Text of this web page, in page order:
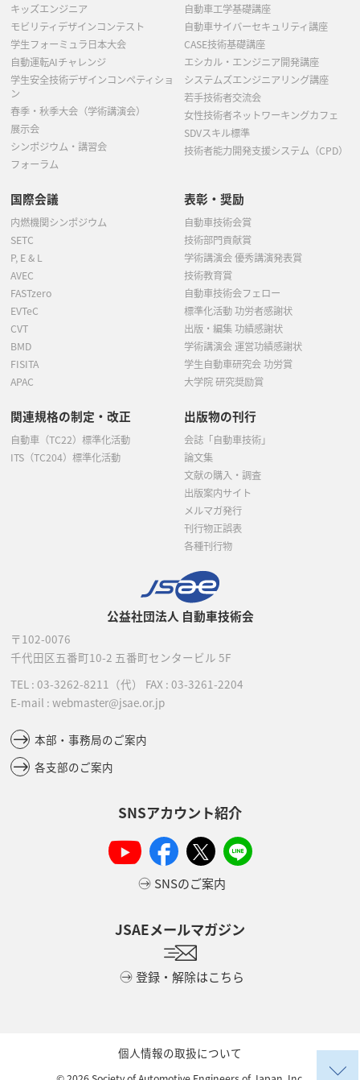
公益社団法人 自動車技術会
〒102-0076
千代田区五番町10-2 五番町センタービル 5F
TEL : 03-3262-8211 （代） FAX : 03-3261-2204
E-mail : webmaster@jsae.or.jp
本部・事務局のご案内
各支部のご案内
SNSアカウント紹介
SNSのご案内
JSAEメールマガジン
登録・解除はこちら
キッズエンジニア
モビリティデザインコンテスト
学生フォーミュラ日本大会
自動運転AIチャレンジ
学生安全技術デザインコンペティショ
ン
春季・秋季大会（学術講演会）
展示会
シンポジウム・講習会
フォーラム
自動車工学基礎講座
自動車サイバーセキュリティ講座
CASE技術基礎講座
エシカル・エンジニア開発講座
システムズエンジニアリング講座
若手技術者交流会
女性技術者ネットワーキングカフェ
SDVスキル標準
技術者能力開発支援システム（CPD）
国際会議
内燃機関シンポジウム
SETC
P, E & L
AVEC
FASTzero
EVTeC
CVT
BMD
FISITA
APAC
表彰・奨励
自動車技術会賞
技術部門貢献賞
学術講演会 優秀講演発表賞
技術教育賞
自動車技術会フェロー
標準化活動 功労者感謝状
出版・編集 功績感謝状
学術講演会 運営功績感謝状
学生自動車研究会 功労賞
大学院 研究奨励賞
関連規格の制定・改正
自動車（TC22）標準化活動
ITS（TC204）標準化活動
出版物の刊行
会誌「自動車技術」
論文集
文献の購入・調査
出版案内サイト
メルマガ発行
刊行物正誤表
各種刊行物
個人情報の取扱について